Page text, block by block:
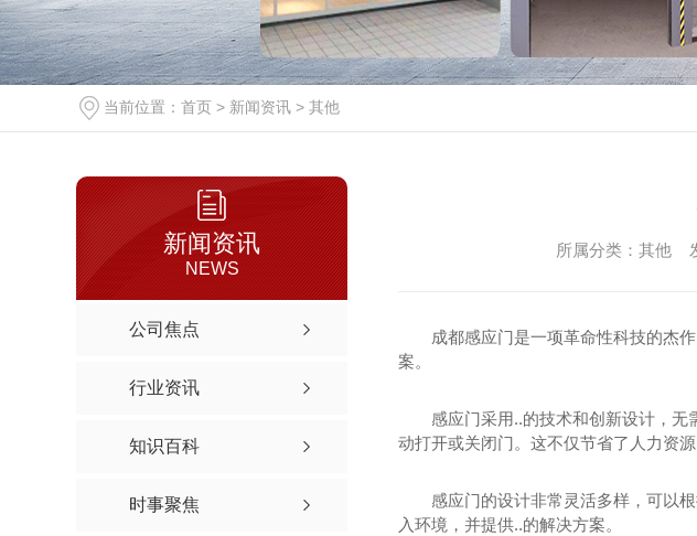
当前位置： 首页 > 新闻资讯 > 其他
新闻资讯
NEWS
公司焦点
行业资讯
知识百科
时事聚焦
所属分类：其他
成都感应门是一项革命性科技的杰
案。
感应门采用..的技术和创新设计，
动打开或关闭门。这不仅节省了人力资
感应门的设计非常灵活多样，可以
入环境，并提供..的解决方案。